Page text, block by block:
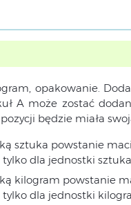
opakowanie.
A może zostać
będzie miała
sztuka powstanie
dla jednostki sztuka
kilogram powstanie
tylko dla jednostki